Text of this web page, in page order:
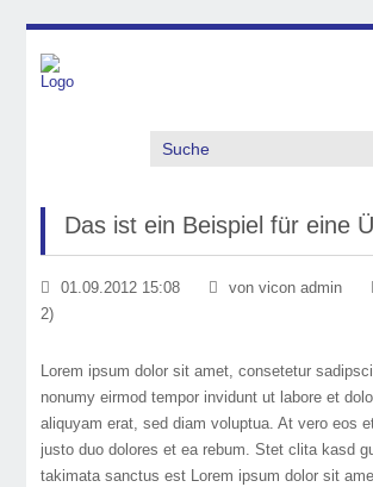
Suche
Das ist ein Beispiel für eine
01.09.2012 15:08 von vicon admin
2)
Lorem ipsum dolor sit amet, consetetur
nonumy eirmod tempor invidunt ut labore et
aliquyam erat, sed diam voluptua. At vero eos
justo duo dolores et ea rebum. Stet clita kasd
takimata sanctus est Lorem ipsum dolor sit